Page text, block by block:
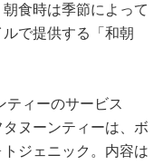
食時は季節によって
で提供する「和朝
ティーのサービス
ヌーンティーは、ボ
ジェニック。内容は